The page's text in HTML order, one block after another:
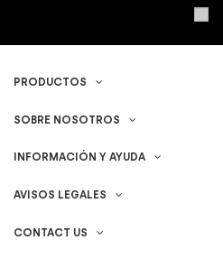
PRODUCTOS
SOBRE NOSOTROS
INFORMACIÓN Y AYUDA
AVISOS LEGALES
CONTACT US